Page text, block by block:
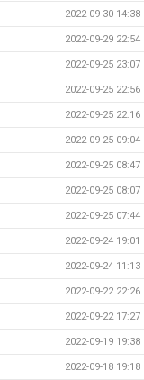
2022-09-30 14:38
2022-09-29 22:54
2022-09-25 23:07
2022-09-25 22:56
2022-09-25 22:16
2022-09-25 09:04
2022-09-25 08:47
2022-09-25 08:07
2022-09-25 07:44
2022-09-24 19:01
2022-09-24 11:13
2022-09-22 22:26
2022-09-22 17:27
2022-09-19 19:38
2022-09-18 19:18